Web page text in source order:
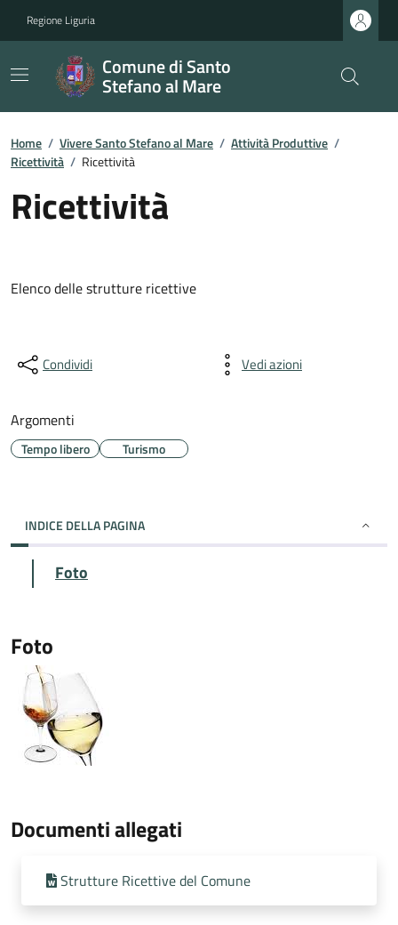
Regione Liguria
Comune di Santo
Stefano al Mare
Home / Vivere Santo Stefano al Mare / Attività Produttive /
Ricettività / Ricettività
Ricettività
Elenco delle strutture ricettive
Condividi Vedi azioni
Argomenti
Tempo libero Turismo
INDICE DELLA PAGINA
Foto
Foto
Documenti allegati
Strutture Ricettive del Comune